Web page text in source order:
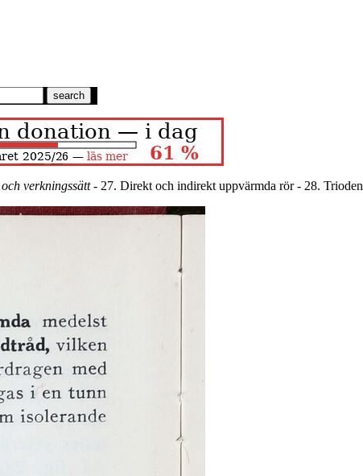
verkningssätt- 27. Direkt och indirekt uppvärmda rör - 28. Trioden